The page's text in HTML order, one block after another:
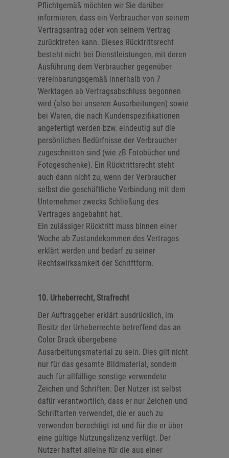
Pflichtgemäß möchten wir Sie darüber
informieren, dass ein Verbraucher von seinem
Vertragsantrag oder von seinem Vertrag
zurücktreten kann. Dieses Rücktrittsrecht
besteht nicht bei Dienstleistungen, mit deren
Ausführung dem Verbraucher gegenüber
vereinbarungsgemäß innerhalb von 7
Werktagen ab Vertragsabschluss begonnen
wird (also bei unseren Ausarbeitungen) sowie
bei Waren, die nach Kundenspezifikationen
angefertigt werden bzw. eindeutig auf die
persönlichen Bedürfnisse der Verbraucher
zugeschnitten sind (wie zB Fotobücher und
Fotogeschenke). Ein Rücktrittsrecht steht
auch dann nicht zu, wenn der Verbraucher
selbst die geschäftliche Verbindung mit dem
Unternehmer zwecks Schließung des
Vertrages angebahnt hat.
Ein zulässiger Rücktritt muss binnen einer
Woche ab Zustandekommen des Vertrages
erklärt werden und bedarf zu seiner
Rechtswirksamkeit der Schriftform.
10. Urheberrecht, Strafrecht
Der Auftraggeber erklärt ausdrücklich, im
Besitz der Urheberrechte betreffend das an
Color Drack übergebene
Ausarbeitungsmaterial zu sein. Dies gilt nicht
nur für das gesamte Bildmaterial, sondern
auch für allfällige sonstige verwendete
Zeichen und Schriften. Der Nutzer ist selbst
dafür verantwortlich, dass er nur Zeichen und
Schriftarten verwendet, die er auch zu
verwenden berechtigt ist und für die er über
eine gültige Nutzungslizenz verfügt. Der
Nutzer haftet alleine für die aus einer